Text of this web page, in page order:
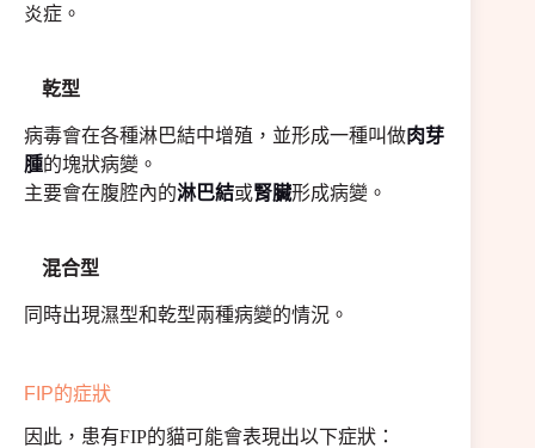
炎症。
乾型
病毒會在各種淋巴結中增殖，並形成一種叫做肉芽
腫的塊狀病變。
主要會在腹腔內的淋巴結或腎臟形成病變。
混合型
同時出現濕型和乾型兩種病變的情況。
FIP的症狀
因此，患有FIP的貓可能會表現出以下症狀：